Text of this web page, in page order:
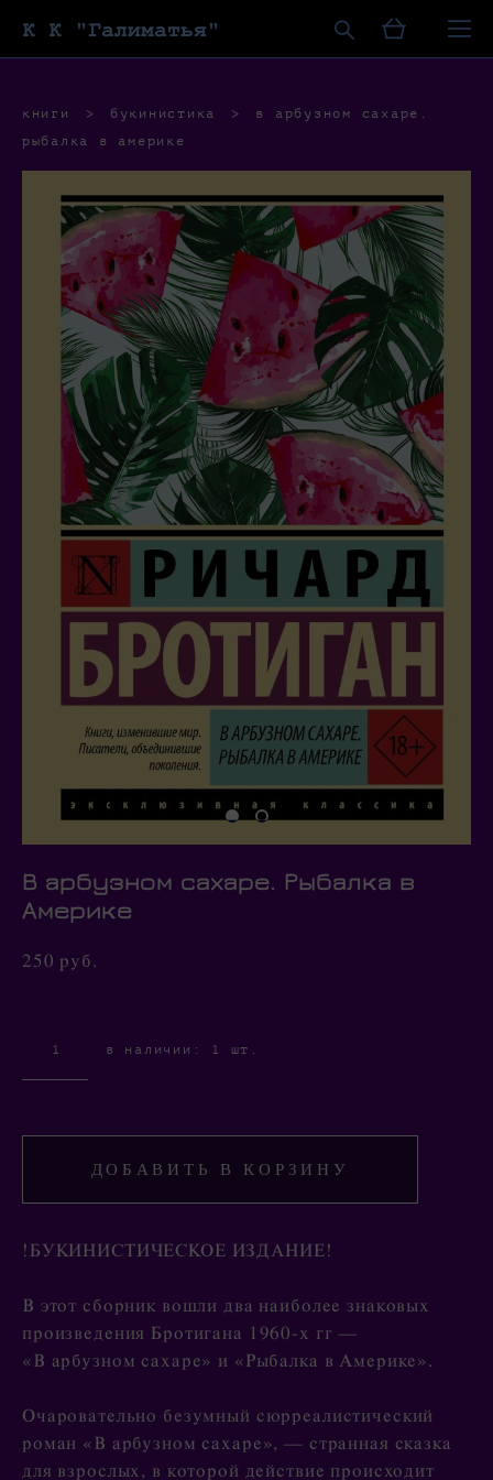
К К "Галиматья"
книги > букинистика >
в арбузном сахаре.
рыбалка в америке
В арбузном сахаре. Рыбалка в
Америке
250 pуб.
в наличии: 1 шт.
ДОБАВИТЬ В КОРЗИНУ
!БУКИНИСТИЧЕСКОЕ ИЗДАНИЕ!
В этот сборник вошли два наиболее знаковых
произведения Бротигана 1960‑х гг —
«В арбузном сахаре» и «Рыбалка в Америке».
Очаровательно безумный сюрреалистический
роман «В арбузном сахаре», — странная сказка
для взрослых, в которой действие происходит